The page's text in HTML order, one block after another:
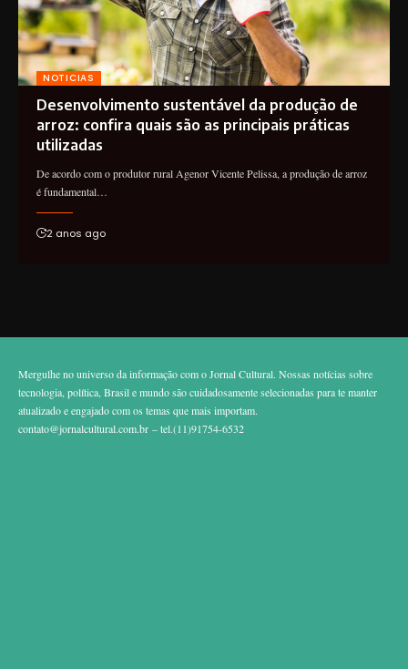
NOTICIAS
Desenvolvimento sustentável da produção de
arroz: confira quais são as principais práticas
utilizadas
De acordo com o produtor rural Agenor Vicente Pelissa, a produção de arroz
é fundamental…
2 anos ago
Mergulhe no universo da informação com o Jornal Cultural. Nossas notícias sobre
tecnologia, política, Brasil e mundo são cuidadosamente selecionadas para te manter
atualizado e engajado com os temas que mais importam.
contato@jornalcultural.com.br – tel.(11)91754-6532